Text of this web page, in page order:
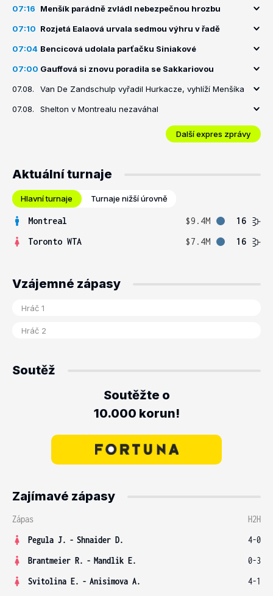
07:16 Menšík parádně zvládl nebezpečnou hrozbu
07:10 Rozjetá Ealaová urvala sedmou výhru v řadě
07:04 Bencicová udolala parťačku Siniakové
07:00 Gauffová si znovu poradila se Sakkariovou
07.08. Van De Zandschulp vyřadil Hurkacze, vyhlíží Menšíka
07.08. Shelton v Montrealu nezaváhal
Další expres zprávy
Aktuální turnaje
Hlavní turnaje Turnaje nižší úrovně
Montreal $9.4M
16
Toronto WTA
$7.4M 16
Vzájemné zápasy
Soutěž
Soutěžte o
10.000 korun!
Zajímavé zápasy
Zápas
H2H
Pegula J. - Shnaider D.
4-0
Brantmeier R. - Mandlik E.
0-3
Svitolina E. - Anisimova A.
4-1